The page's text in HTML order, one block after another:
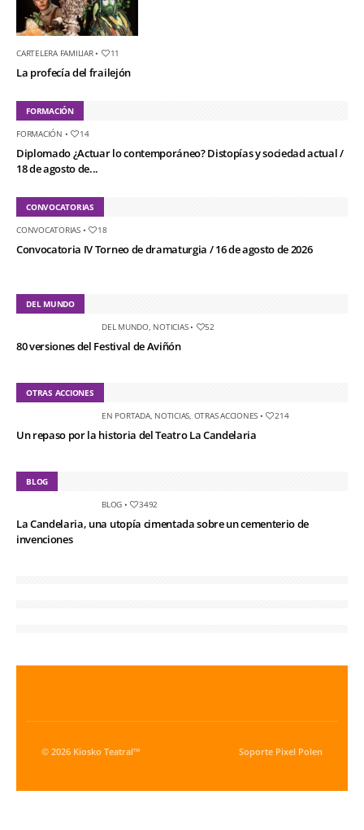
CARTELERA FAMILIAR• 11
La profecía del frailejón
FORMACIÓN
FORMACIÓN • 14
Diplomado ¿Actuar lo contemporáneo? Distopías y sociedad actual /
18 de agosto de...
CONVOCATORIAS
CONVOCATORIAS• 18
Convocatoria IV Torneo de dramaturgia / 16 de agosto de 2026
DEL MUNDO
DEL MUNDO, NOTICIAS• 52
80 versiones del Festival de Aviñón
OTRAS ACCIONES
EN PORTADA, NOTICIAS OTRAS ACCIONES • 214
Un repaso por la historia del Teatro La Candelaria
BLOG
BLOG • 3492
La Candelaria, una utopía cimentada sobre un cementerio de
invenciones
© 2026 Kiosko Teatral™ Soporte Pixel Polen